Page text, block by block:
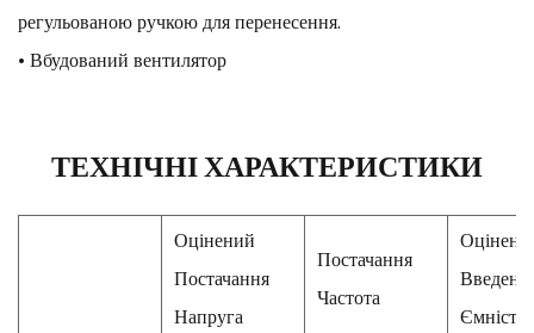
регульованою ручкою для перенесення.
• Вбудований вентилятор
ТЕХНІЧНІ ХАРАКТЕРИСТИКИ
Оцінений
Постачання
Напруга
Постачання
Частота
Ємність